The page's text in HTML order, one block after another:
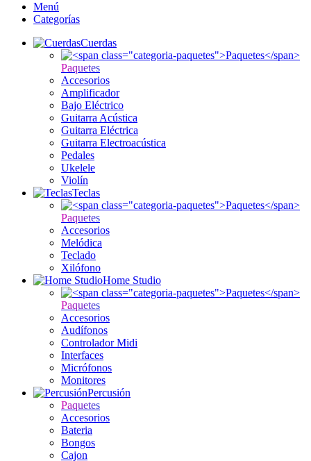
Menú
Categorías
Cuerdas
Paquetes
Accesorios
Amplificador
Bajo Eléctrico
Guitarra Acústica
Guitarra Eléctrica
Guitarra Electroacústica
Pedales
Ukelele
Violín
Teclas
Paquetes
Accesorios
Melódica
Teclado
Xilófono
Home Studio
Paquetes
Accesorios
Audífonos
Controlador Midi
Interfaces
Micrófonos
Monitores
Percusión
Paquetes
Accesorios
Bateria
Bongos
Cajon